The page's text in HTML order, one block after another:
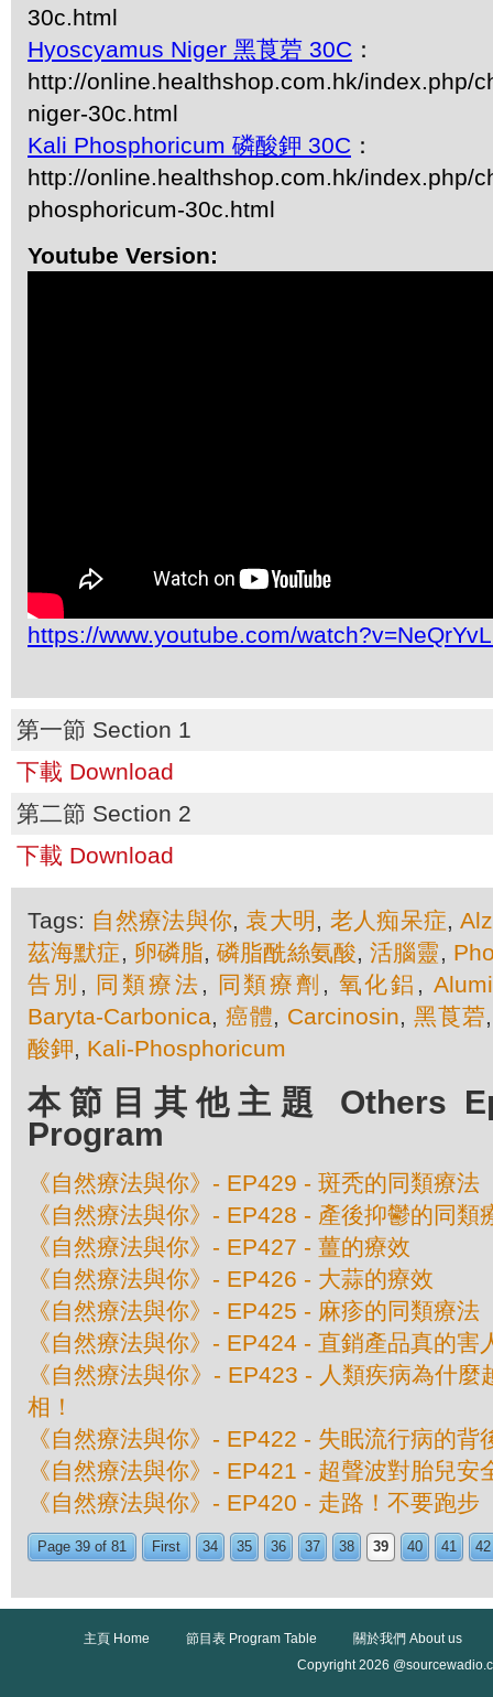
30c.html
Hyoscyamus Niger 黑莨菪 30C ：
http://online.healthshop.com.hk/index.php/
niger-30c.html
Kali Phosphoricum 磷酸鉀 30C ：
http://online.healthshop.com.hk/index.php/
phosphoricum-30c.html
Youtube Version:
https://www.youtube.com/
第一節 Section 1
下載 Download
第二節 Section 2
下載 Download
Tags: 自然療法與你,袁大明 , 老人痴呆症,
茲海默症, 卵磷脂,磷脂酰絲氨酸,活腦靈,
告別 , 同類療法 , 同類療劑 , 氧化鋁 ,
Baryta-Carbonica, 癌體, Carcinosin,黑莨菪
酸鉀, Kali-Phosphoricum
本節目其他主題 Others
Program
《自然療法與你》- EP429 - 斑秃的同類療法
《自然療法與你》- EP428 - 產後抑鬱的同類
《自然療法與你》- EP427 - 薑的療效
《自然療法與你》- EP426 - 大蒜的療效
《自然療法與你》- EP425 - 麻疹的同類療法
《自然療法與你》- EP424 - 直銷產品真的害
《自然療法與你》- EP423 - 人類疾病為什
相！
《自然療法與你》- EP422 - 失眠流行病的背
《自然療法與你》- EP421 - 超聲波對胎兒安
《自然療法與你》- EP420 - 走路！不要跑步
Page 39 of 81 First 34 35 36 37 38 39 40 41 42
主頁 Home 節目表 Program Table
關於我們 About us
Copyright 2026